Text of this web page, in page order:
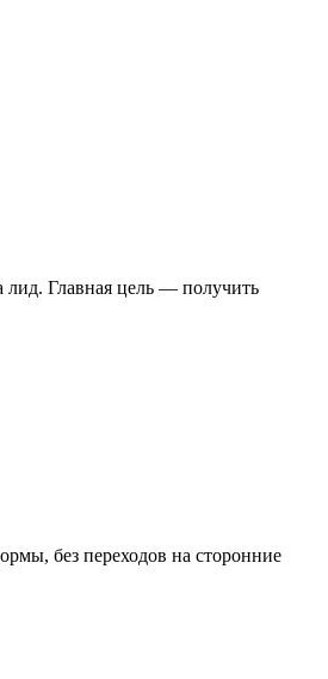
лид. Главная цель — получить
без переходов на сторонние